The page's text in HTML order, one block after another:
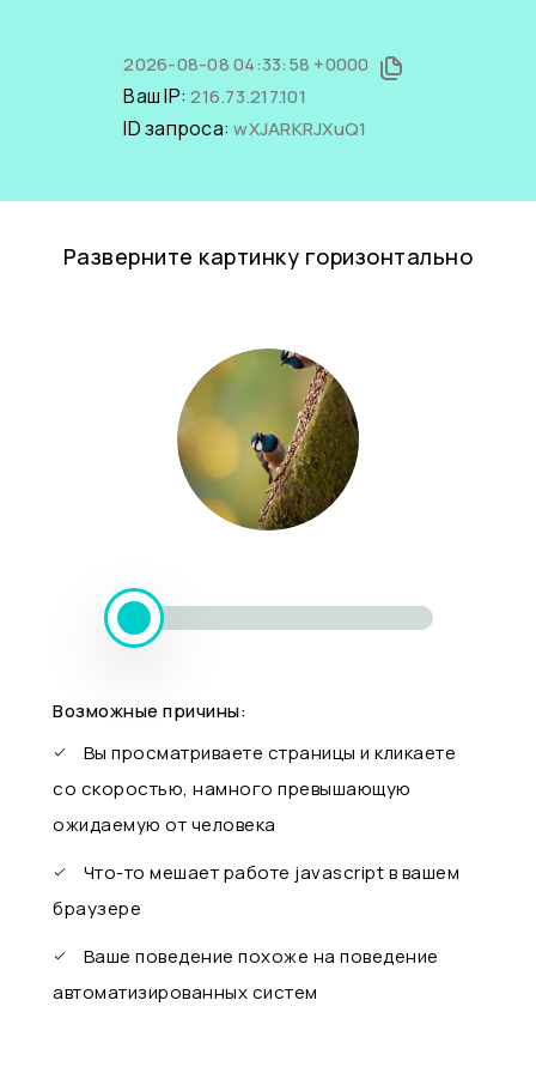
2026-08-08 04:33:58 +0000
Ваш IP:216.73.217.101
ID запроса:wXJARKRJXuQ1
Разверните картинку горизонтально
Возможные причины:
Вы просматриваете страницы и кликаете
со скоростью, намного превышающую
ожидаемую от человека
Что-то мешает работе javascript в вашем
браузере
Ваше поведение похоже на поведение
автоматизированных систем